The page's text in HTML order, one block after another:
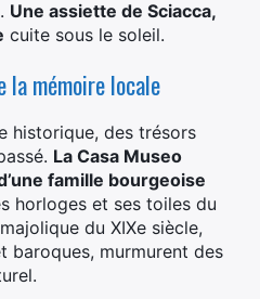
Une assiette de Sciacca,
cuite sous le soleil.
la mémoire locale
historique, des trésors
La Casa Museo
famille bourgeoise
horloges et ses toiles du
du XIXe siècle,
baroques, murmurent des